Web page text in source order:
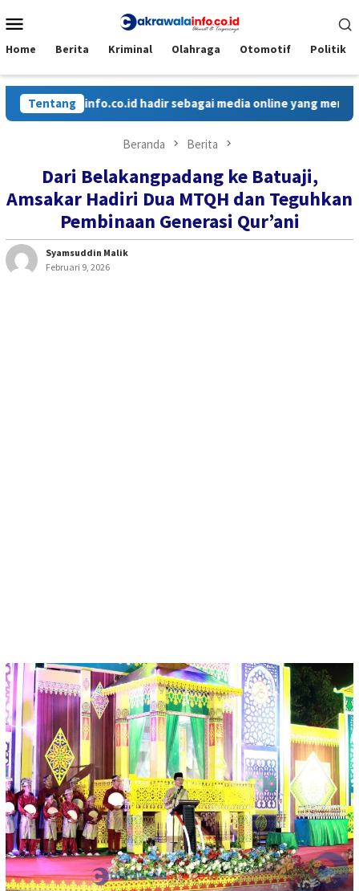
ke
Mobile
Home Berita Kriminal Olahraga Otomotif Politik
Tentang
hadir sebagai media online yang menyajikan berita
Beranda Berita
Dari Belakangpadang ke Batuaji,
Amsakar Hadiri Dua MTQH dan Teguhkan
Pembinaan Generasi Qur’ani
Syamsuddin Malik
Februari 9, 2026